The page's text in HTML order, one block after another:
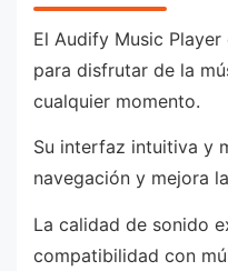
El Audify Music
para disfrutar de la
cualquier momento.
Su interfaz intuitiva y
navegación y mejora
La calidad de sonido
compatibilidad con